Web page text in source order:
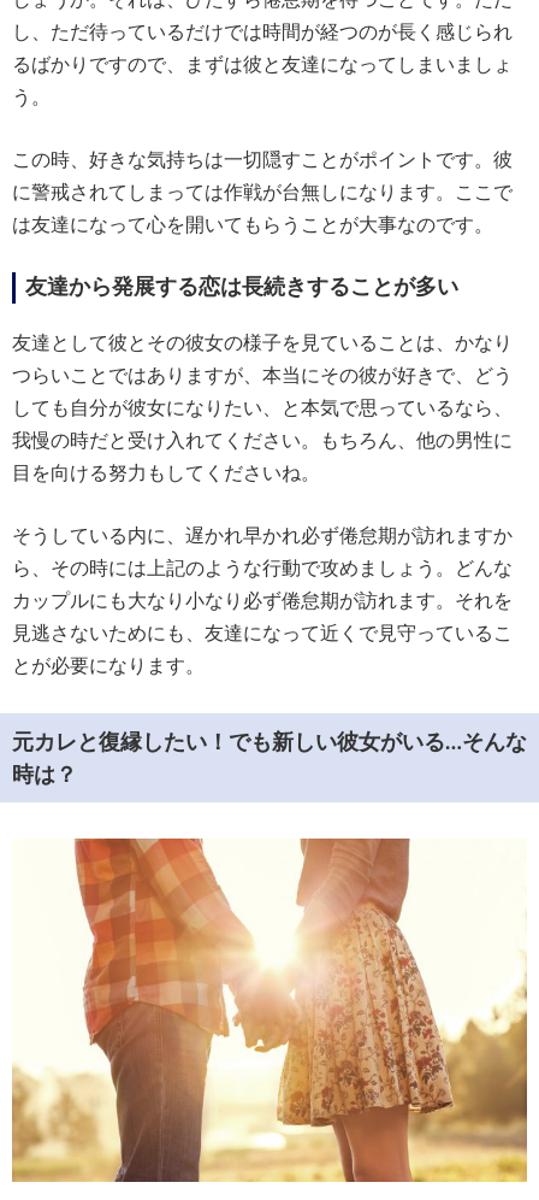
し、ただ待っているだけでは時間が経つのが長く感じられ
るばかりですので、まずは彼と友達になってしまいましょ
う。
この時、好きな気持ちは一切隠すことがポイントです。彼
に警戒されてしまっては作戦が台無しになります。ここで
は友達になって心を開いてもらうことが大事なのです。
友達から発展する恋は長続きすることが多い
友達として彼とその彼女の様子を見ていることは、かなり
つらいことではありますが、本当にその彼が好きで、どう
しても自分が彼女になりたい、と本気で思っているなら、
我慢の時だと受け入れてください。もちろん、他の男性に
目を向ける努力もしてくださいね。
そうしている内に、遅かれ早かれ必ず倦怠期が訪れますか
ら、その時には上記のような行動で攻めましょう。どんな
カップルにも大なり小なり必ず倦怠期が訪れます。それを
見逃さないためにも、友達になって近くで見守っているこ
とが必要になります。
元カレと復縁したい！でも新しい彼女がいる…そんな
時は？